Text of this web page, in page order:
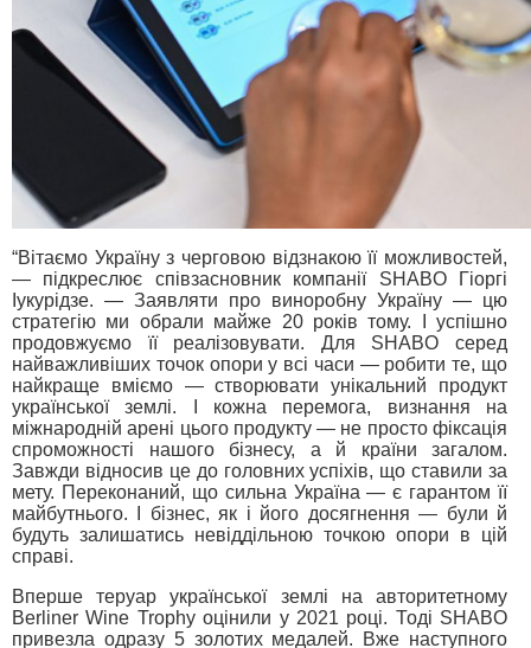
“Вітаємо Україну з черговою відзнакою її можливостей,
— підкреслює співзасновник компанії SHABO Гіоргі
Іукурідзе. — Заявляти про виноробну Україну — цю
стратегію ми обрали майже 20 років тому. І успішно
продовжуємо її реалізовувати. Для SHABO серед
найважливіших точок опори у всі часи — робити те, що
найкраще вміємо — створювати унікальний продукт
української землі. І кожна перемога, визнання на
міжнародній арені цього продукту — не просто фіксація
спроможності нашого бізнесу, а й країни загалом.
Завжди відносив це до головних успіхів, що ставили за
мету. Переконаний, що сильна Україна — є гарантом її
майбутнього. І бізнес, як і його досягнення — були й
будуть залишатись невіддільною точкою опори в цій
справі.
Вперше теруар української землі на авторитетному
Berliner Wine Trophy оцінили у 2021 році. Тоді SHABO
привезла одразу 5 золотих медалей. Вже наступного